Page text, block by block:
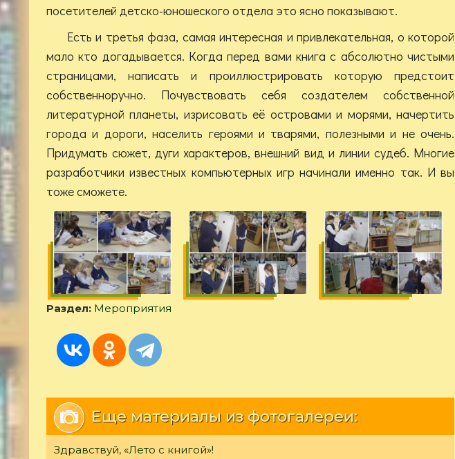
посетителей детско-юношеского отдела это ясно показывают.
Есть и третья фаза, самая интересная и привлекательная, о которой
мало кто догадывается. Когда перед вами книга с абсолютно чистыми
страницами, написать и проиллюстрировать которую предстоит
собственноручно. Почувствовать себя создателем собственной
литературной планеты, изрисовать её островами и морями, начертить
города и дороги, населить героями и тварями, полезными и не очень.
Придумать сюжет, дуги характеров, внешний вид и линии судеб. Многие
разработчики известных компьютерных игр начинали именно так. И вы
тоже сможете.
Раздел: Мероприятия
Еще материалы из фотогалереи:
Здравствуй, «Лето с книгой»!